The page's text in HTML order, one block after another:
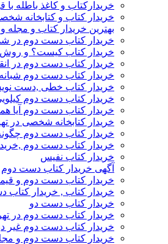
خریدارکتاب و کاغذ باطله با
خریدار کتاب و کتابخانه
بهترین خریدار کتاب و مجله
خریدار کتاب دست دوم در
خریدار کتاب کیست؟ و
خریدار کتاب دست دوم در
خریدار کتاب دست دوم
خریدار کتاب خطی ,دست
خریدار کتاب دست دوم
خریدار کتاب دست دوم آیا
خریدار کتابخانه شخصی در
خریدار کتاب دست دوم
خریدار کتاب دست دوم
خریدار کتاب نفیس
آگهی خریدار کتاب دست دوم
خریدار کتاب دست دوم و
خریدار کتاب , خریدار کتاب
خریدار کتاب دست دو
خریدار کتاب دست دوم در
خریدار کتاب دست دوم غیر
خریدار کتاب دست دوم و